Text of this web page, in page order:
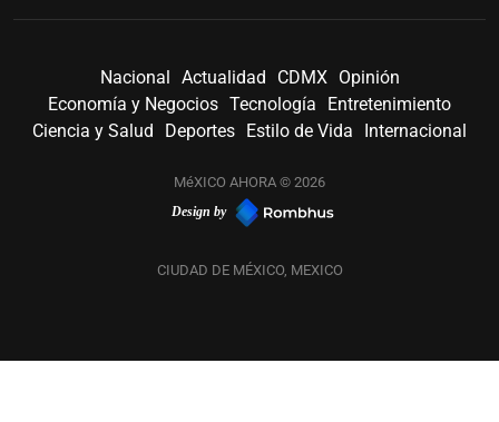
Nacional Actualidad CDMX
Opinión
Economía y Negocios Tecnología
Entretenimiento
Ciencia y Salud
Deportes Estilo de Vida Internacional
MéXICO AHORA © 2026
Design by
CIUDAD DE MÉXICO, MEXICO